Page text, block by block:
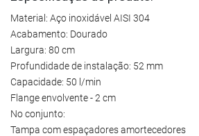
Material: Aço inoxidável AISI 304
Acabamento: Dourado
Largura: 80 cm
Profundidade de instalação: 52 mm
Capacidade: 50 l/min
Flange envolvente - 2 cm
No conjunto:
Tampa com espaçadores amortecedores